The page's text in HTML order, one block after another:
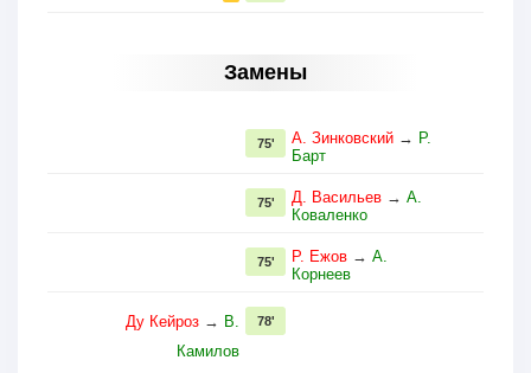
Замены
А. Зинковский → Р.
Барт
75'
Д. Васильев → А.
Коваленко
75'
Р. Ежов → А.
Корнеев
75'
Ду Кейроз → В.
Камилов
78'